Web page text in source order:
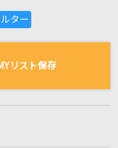
一覧
リスト保存